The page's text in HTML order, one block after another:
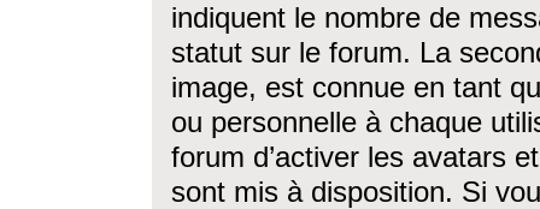
indiquent le nombre de
statut sur le forum. La
image, est connue en tant
ou personnelle à chaque
forum d’activer les avatars
sont mis à disposition. Si